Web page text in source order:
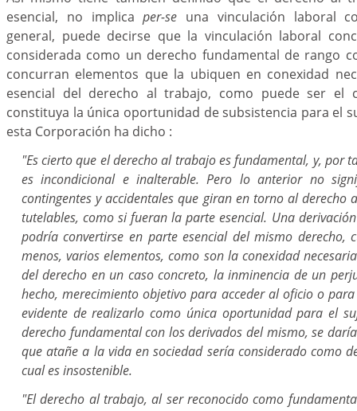
esencial, no implicaper-se una vinculación laboral
general, puede decirse que la vinculación laboral
considerada como un derecho fundamental de rango
concurran elementos que la ubiquen en conexidad
esencial del derecho al trabajo, como puede ser el
constituya la única oportunidad de subsistencia para el
esta Corporación ha dicho :
"Es cierto que el derecho al trabajo es fundamental, y, por
es incondicional e inalterable. Pero lo anterior no
contingentes y accidentales que giran en torno al derecho
tutelables, como si fueran la parte esencial. Una
podría convertirse en parte esencial del mismo derecho,
menos, varios elementos, como son la conexidad
del derecho en un caso concreto, la inminencia de un
hecho, merecimiento objetivo para acceder al oficio o
evidente de realizarlo como única oportunidad para el
derecho fundamental con los derivados del mismo, se
que atañe a la vida en sociedad sería considerado como
cual es insostenible.
"El derecho al trabajo, al ser reconocido como